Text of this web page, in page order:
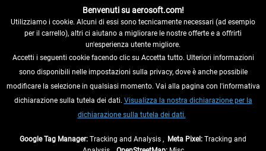
RECEDERE DAL CONTRATTO
INFORMAZIONI
Benvenuti su aerosoft.com!
Utilizziamo i cookie. Alcuni di essi sono tecnicamente necessari (ad esempio
per il carrello), altri ci aiutano a migliorare le nostre offerte e a offrirti
un'esperienza utente migliore.
Accetti i seguenti cookie facendo clic su Accetta tutto. Ulteriori informazioni
sono disponibili nelle impostazioni sulla privacy, dove è anche possibile
modificare la selezione in qualsiasi momento. Vai alla pagina con l'informativa
dichiarazione sulla tutela dei dati. Visualizza la nostra dichiarazione per la
dichiarazione sulla tutela dei dati.
Google Tag Manager: Tracking and Analysis , Meta Pixel: Tracking and